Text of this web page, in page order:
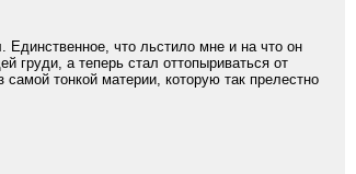
Единственное, что льстило мне и на что он
груди, а теперь стал оттопыриваться от
тонкой материи, которую так прелестно